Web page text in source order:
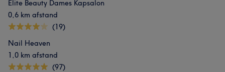
Elite Beauty Dames Kapsalon
0,6 km afstand
(19)
Nail Heaven
1,0 km afstand
(97)